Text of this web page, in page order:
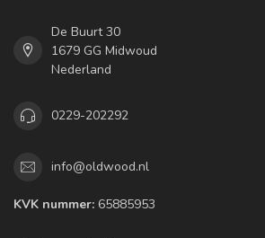
De Buurt 30
1679 GG Midwoud
Nederland
0229-202292
info@oldwood.nl
KVK nummer: 65885953